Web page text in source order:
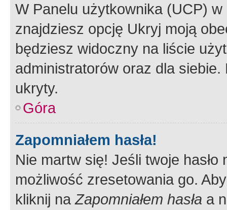
W Panelu użytkownika (UCP) w
znajdziesz opcję Ukryj moją
będziesz widoczny na liście
administratorów oraz dla
ukryty.
Góra
Zapomniałem hasła!
Nie martw się! Jeśli twoje
możliwość zresetowania go.
kliknij naZapomniałem hasła a